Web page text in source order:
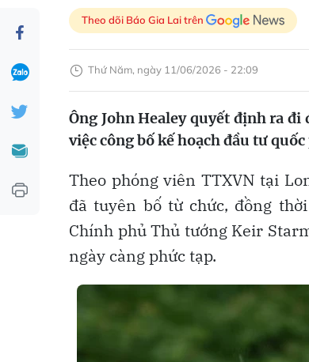
Theo dõi Báo Gia Lai trên
Thứ Năm, ngày 11/06/2026 - 22:09
Ông John Healey quyết định ra
việc công bố kế hoạch đầu tư
Theo phóng viên TTXVN tại
đã tuyên bố từ chức, đồng
Chính phủ Thủ tướng Keir
ngày càng phức tạp.